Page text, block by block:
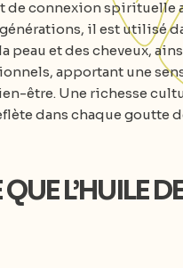
de connexion spirituelle
il est utilisé
peau et des cheveux,
apportant une
être. Une richesse
dans chaque goutte
L’HUILE